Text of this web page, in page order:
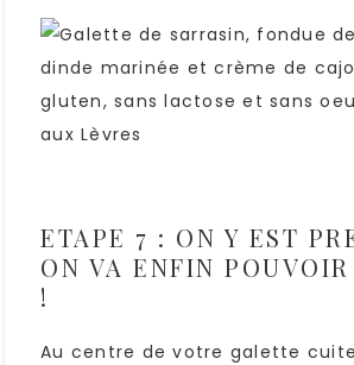
ETAPE 7 : ON Y EST
ON VA ENFIN POUVOIR
!
Au centre de votre galette